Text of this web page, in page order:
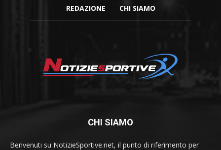
REDAZIONE CHI SIAMO
CHI SIAMO
Benvenuti su NotizieSportive.net, il punto di riferimento per